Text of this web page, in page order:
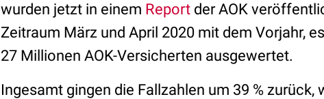
wurden jetzt in einem Report der AOK
Zeitraum März und April 2020 mit dem Vorjahr,
27 Millionen AOK-Versicherten ausgewertet.
Ingesamt gingen die Fallzahlen um 39 %